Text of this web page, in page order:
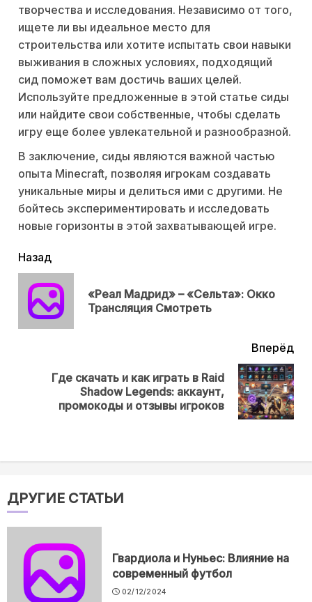
творчества и исследования. Независимо от того,
ищете ли вы идеальное место для
строительства или хотите испытать свои навыки
выживания в сложных условиях, подходящий
сид поможет вам достичь ваших целей.
Используйте предложенные в этой статье сиды
или найдите свои собственные, чтобы сделать
игру еще более увлекательной и разнообразной.
В заключение, сиды являются важной частью
опыта Minecraft, позволяя игрокам создавать
уникальные миры и делиться ими с другими. Не
бойтесь экспериментировать и исследовать
новые горизонты в этой захватывающей игре.
читать
еще
Назад
«Реал Мадрид» – «Сельта»: Окко
Трансляция Смотреть
Вперёд
Где скачать и как играть в Raid
Shadow Legends: аккаунт,
промокоды и отзывы игроков
ДРУГИЕ СТАТЬИ
Гвардиола и Нуньес: Влияние на
современный футбол
02/12/2024